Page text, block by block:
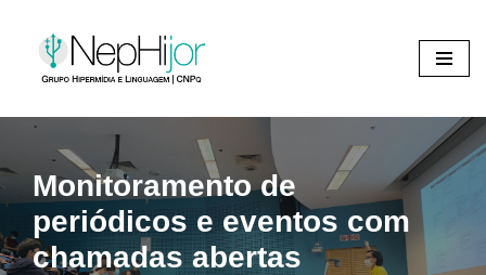
Pular
o
conteúdo
Monitoramento de
periódicos e eventos com
chamadas abertas